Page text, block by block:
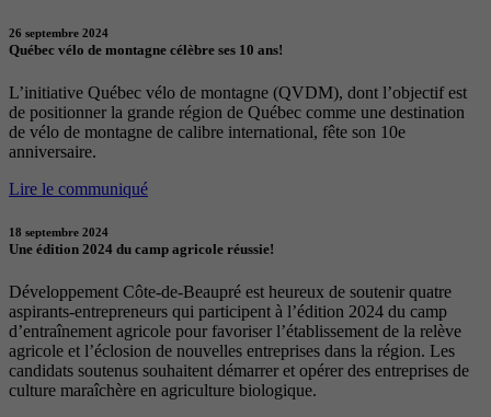
26 septembre 2024
Québec vélo de montagne célèbre ses 10 ans!
L’initiative Québec vélo de montagne (QVDM), dont l’objectif est
de positionner la grande région de Québec comme une destination
de vélo de montagne de calibre international, fête son 10e
anniversaire.
Lire le communiqué
18 septembre 2024
Une édition 2024 du camp agricole réussie!
Développement Côte-de-Beaupré est heureux de soutenir quatre
aspirants-entrepreneurs qui participent à l’édition 2024 du camp
d’entraînement agricole pour favoriser l’établissement de la relève
agricole et l’éclosion de nouvelles entreprises dans la région. Les
candidats soutenus souhaitent démarrer et opérer des entreprises de
culture maraîchère en agriculture biologique.